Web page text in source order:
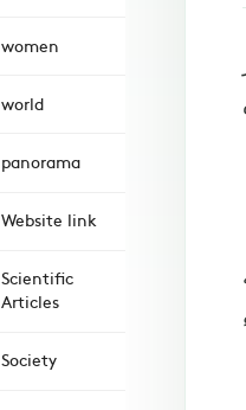
women
world
panorama
Website link
Scientific
Articles
Society